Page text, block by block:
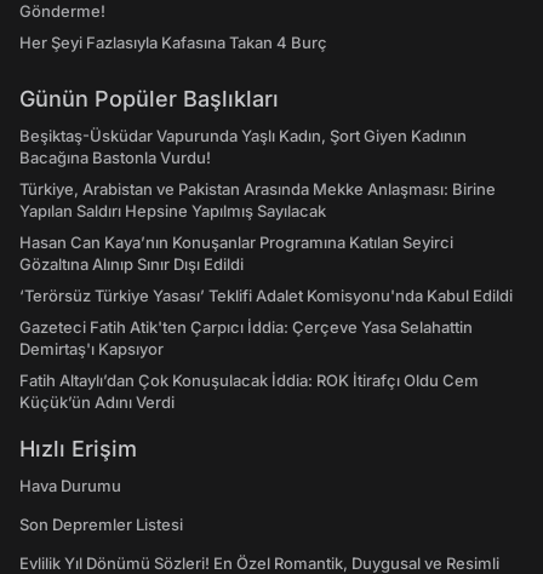
Gönderme!
Her Şeyi Fazlasıyla Kafasına Takan 4 Burç
Günün Popüler Başlıkları
Beşiktaş-Üsküdar Vapurunda Yaşlı Kadın, Şort Giyen Kadının
Bacağına Bastonla Vurdu!
Türkiye, Arabistan ve Pakistan Arasında Mekke Anlaşması: Birine
Yapılan Saldırı Hepsine Yapılmış Sayılacak
Hasan Can Kaya’nın Konuşanlar Programına Katılan Seyirci
Gözaltına Alınıp Sınır Dışı Edildi
‘Terörsüz Türkiye Yasası’ Teklifi Adalet Komisyonu'nda Kabul Edildi
Gazeteci Fatih Atik'ten Çarpıcı İddia: Çerçeve Yasa Selahattin
Demirtaş'ı Kapsıyor
Fatih Altaylı’dan Çok Konuşulacak İddia: ROK İtirafçı Oldu Cem
Küçük’ün Adını Verdi
Hızlı Erişim
Hava Durumu
Son Depremler Listesi
Evlilik Yıl Dönümü Sözleri! En Özel Romantik, Duygusal ve Resimli